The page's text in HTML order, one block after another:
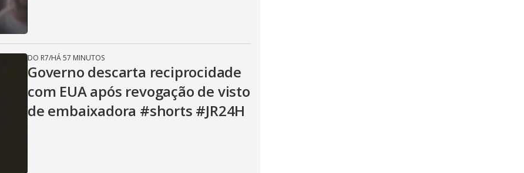
DO R7/HÁ 57 MINUTOS
Governo descarta reciprocidade
com EUA após revogação de visto
de embaixadora #shorts #JR24H